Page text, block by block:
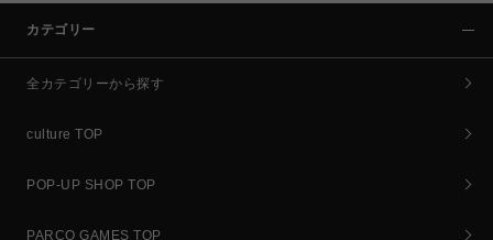
カテゴリー
全カテゴリーから探す
culture TOP
POP-UP SHOP TOP
PARCO GAMES TOP